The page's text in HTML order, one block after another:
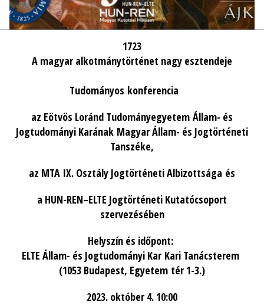
1723
A magyar alkotmánytörténet nagy esztendeje
Tudományos konferencia
az Eötvös Loránd Tudományegyetem Állam- és
Jogtudományi Karának Magyar Állam- és Jogtörténeti
Tanszéke,
az MTA IX. Osztály Jogtörténeti Albizottsága és
a HUN-REN–ELTE Jogtörténeti Kutatócsoport
szervezésében
Helyszín és időpont:
ELTE Állam- és Jogtudományi Kar Kari Tanácsterem
(1053 Budapest, Egyetem tér 1-3.)
2023. október 4. 10:00